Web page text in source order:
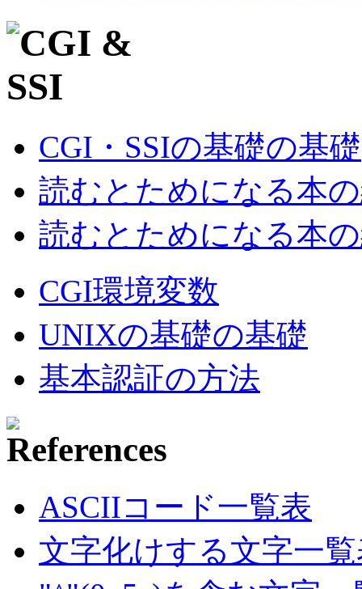
CGI・SSIの基礎の基礎
読むとためになる本
読むとためになる本
CGI環境変数
UNIXの基礎の基礎
基本認証の方法
ASCIIコード一覧表
文字化けする文字一